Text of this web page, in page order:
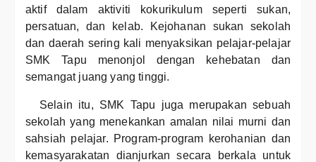
aktif dalam aktiviti kokurikulum seperti sukan,
persatuan, dan kelab. Kejohanan sukan sekolah
dan daerah sering kali menyaksikan pelajar-pelajar
SMK Tapu menonjol dengan kehebatan dan
semangat juang yang tinggi.
Selain itu, SMK Tapu juga merupakan sebuah
sekolah yang menekankan amalan nilai murni dan
sahsiah pelajar. Program-program kerohanian dan
kemasyarakatan dianjurkan secara berkala untuk